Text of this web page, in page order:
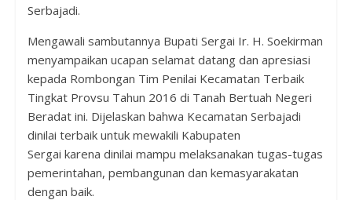
Serbajadi.
Mengawali sambutannya Bupati Sergai Ir. H. Soekirman
menyampaikan ucapan selamat datang dan apresiasi
kepada Rombongan Tim Penilai Kecamatan Terbaik
Tingkat Provsu Tahun 2016 di Tanah Bertuah Negeri
Beradat ini. Dijelaskan bahwa Kecamatan Serbajadi
dinilai terbaik untuk mewakili Kabupaten
Sergai karena dinilai mampu melaksanakan tugas-tugas
pemerintahan, pembangunan dan kemasyarakatan
dengan baik.